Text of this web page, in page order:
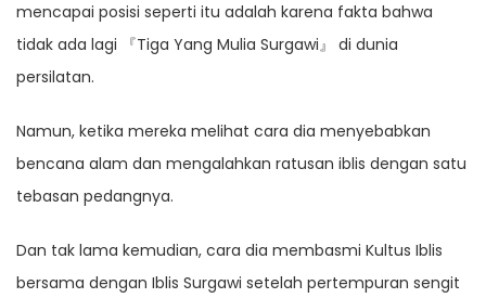
mencapai posisi seperti itu adalah karena fakta bahwa
tidak ada lagi 『Tiga Yang Mulia Surgawi』 di dunia
persilatan.
Namun, ketika mereka melihat cara dia menyebabkan
bencana alam dan mengalahkan ratusan iblis dengan satu
tebasan pedangnya.
Dan tak lama kemudian, cara dia membasmi Kultus Iblis
bersama dengan Iblis Surgawi setelah pertempuran sengit